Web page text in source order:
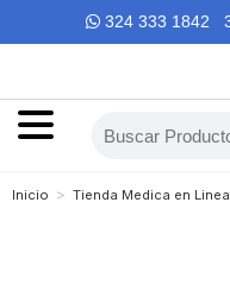
324 333 1842
Inicio > Tienda Medica en